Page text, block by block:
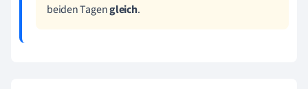
beiden Tagengleich.